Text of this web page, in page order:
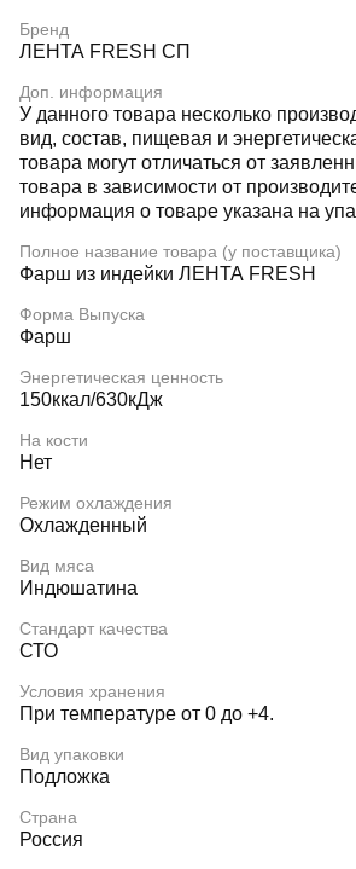
Бренд
ЛЕНТА FRESH СП
Доп. информация
У данного товара несколько
вид, состав, пищевая и
товара могут отличаться от
товара в зависимости от
информация о товаре указана на
Полное название товара (у поставщика)
Фарш из индейки ЛЕНТА FRESH
Форма Выпуска
Фарш
Энергетическая ценность
150ккал/630кДж
На кости
Нет
Режим охлаждения
Охлажденный
Вид мяса
Индюшатина
Стандарт качества
СТО
Условия хранения
При температуре от 0 до +4.
Вид упаковки
Подложка
Страна
Россия